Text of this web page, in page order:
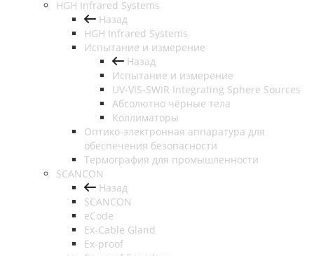
HGH Infrared Systems
Назад
HGH Infrared Systems
Испытание и измерение
Назад
Испытание и измерение
UV-VIS-SWIR Integrating Sphere Sources
Абсолютно чёрные тела
Коллиматоры
Оптико-электронная аппаратура для
обеспечения безопасности
Термография для промышленности
SCANCON
Назад
SCANCON
eCode
Ex-Cable Gland
Ex-proof